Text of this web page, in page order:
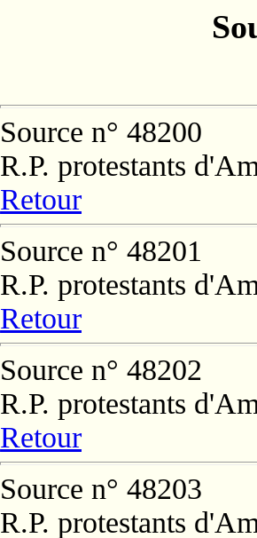
Source n° 48200
R.P. protestants
Retour
Source n° 48201
R.P. protestants
Retour
Source n° 48202
R.P. protestants
Retour
Source n° 48203
R.P. protestants